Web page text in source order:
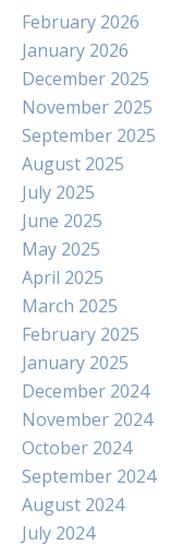
February 2026
January 2026
December 2025
November 2025
September 2025
August 2025
July 2025
June 2025
May 2025
April 2025
March 2025
February 2025
January 2025
December 2024
November 2024
October 2024
September 2024
August 2024
July 2024